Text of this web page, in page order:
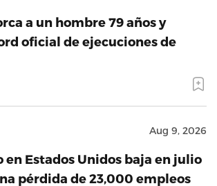
a un hombre 79 años y
oficial de ejecuciones de
Aug 9, 2026
en Estados Unidos baja en julio
pérdida de 23,000 empleos